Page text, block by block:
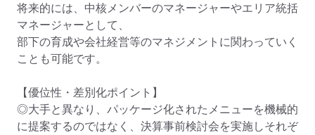
将来的には、中核メンバーのマネージャーやエリア統括
マネージャーとして、
部下の育成や会社経営等のマネジメントに関わっていく
ことも可能です。
【優位性・差別化ポイント】
◎大手と異なり、パッケージ化されたメニューを機械的
に提案するのではなく、決算事前検討会を実施しそれぞ